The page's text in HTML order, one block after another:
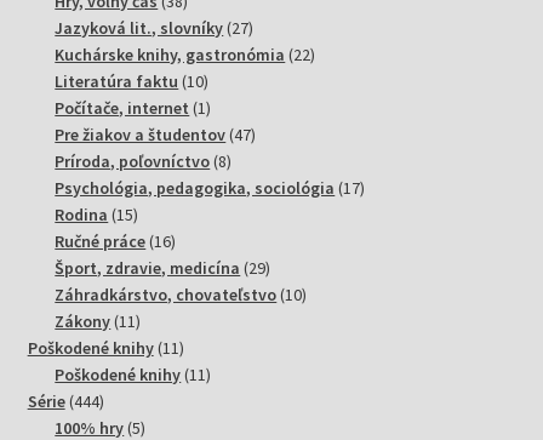
produktov
Jazyková lit., slovníky 2727
produktov
Kuchárske knihy, gastronómia 2222
Literatúra faktu 1010
produktov
Počítače, internet 11
produkt
Pre žiakov a študentov 4747
Príroda, poľovníctvo 88
produktov
Psychológia, pedagogika, sociológia 1717
Rodina 1515
produktov
Ručné práce 1616
produktov
Šport, zdravie, medicína 2929
produktov
Záhradkárstvo, chovateľstvo 1010
Zákony 1111
produktov
Poškodené knihy 1111
produktov
Poškodené knihy 1111
Série 444444
produktov
100% hry 55